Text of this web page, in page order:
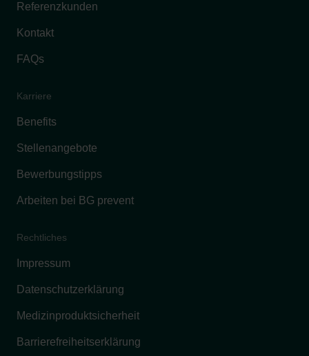
Referenzkunden
Kontakt
FAQs
Karriere
Benefits
Stellenangebote
Bewerbungstipps
Arbeiten bei BG prevent
Rechtliches
Impressum
Datenschutzerklärung
Medizinproduktsicherheit
Barrierefreiheitserklärung